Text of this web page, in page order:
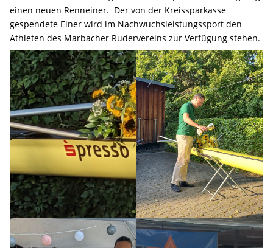
einen neuen Renneiner. Der von der Kreissparkasse
gespendete Einer wird im Nachwuchsleistungssport den
Athleten des Marbacher Rudervereins zur Verfügung stehen.